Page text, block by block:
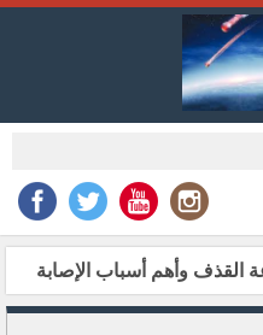
القذف وأهم أسباب الإصابة